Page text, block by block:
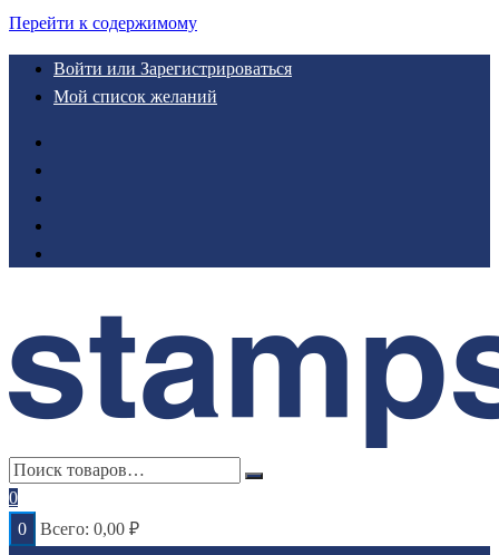
Перейти к содержимому
Войти или Зарегистрироваться
Мой список желаний
0
0
Всего: 0,00 ₽